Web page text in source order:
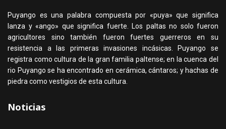
Puyango es una palabra compuesta por «puya» que significa
lanza y «ango» que significa fuerte. Los paltas no solo fueron
agricultores sino también fueron fuertes guerreros en su
resistencia a las primeras invasiones incásicas. Puyango se
registra como cultura de la gran familia paltense; en la cuenca del
rio Puyango se ha encontrado en cerámica, cántaros; y hachas de
piedra como vestigios de esta cultura.
Noticias